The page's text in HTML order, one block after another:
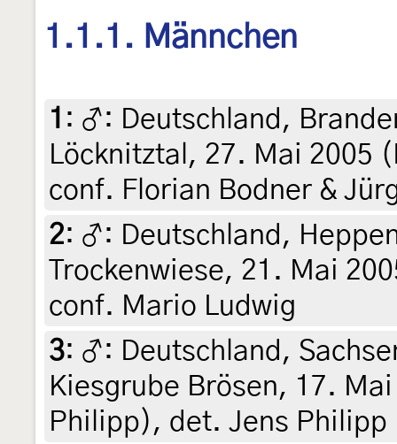
1.1.1. Männchen
1 : ♂: Deutschland,
Löcknitztal, 27. Mai 2005
conf. Florian Bodner &
2: ♂: Deutschland,
Trockenwiese, 21. Mai
conf. Mario Ludwig
3: ♂: Deutschland,
Kiesgrube Brösen, 17.
Philipp), det. Jens Philipp